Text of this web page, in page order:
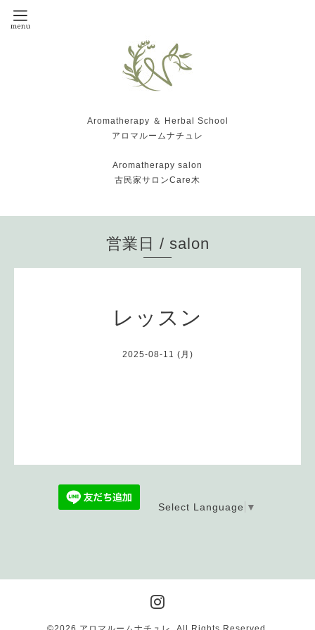
Aromatherapy ＆ Herbal School
アロマルームナチュレ
Aromatherapy salon
古民家サロンCare木
営業日 / salon
レッスン
2025-08-11 (月)
Select Language ▼